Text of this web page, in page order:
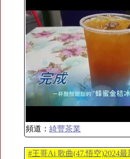
頻道： 綺豐茶業
#王哥Ai 歌曲(47.悟空)2024